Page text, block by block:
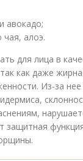
авокадо;
чая, алоэ.
для лица в
как даже
Из-за
защитная